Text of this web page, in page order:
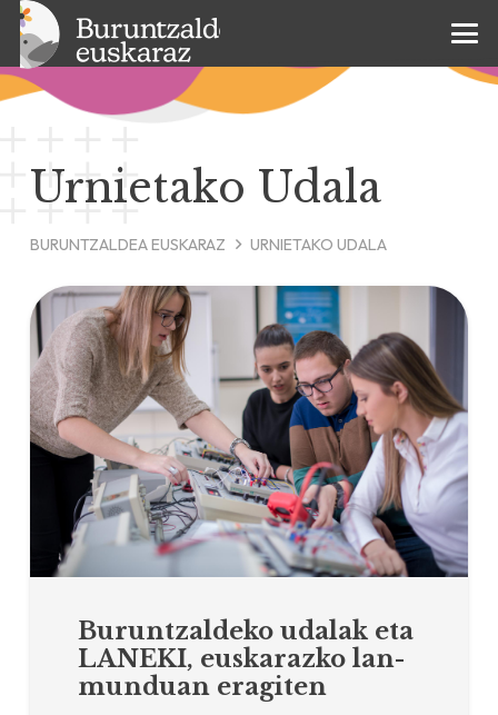
Urnietako Udala
BURUNTZALDEA EUSKARAZ URNIETAKO UDALA
Buruntzaldeko udalak eta
LANEKI, euskarazko lan-
munduan eragiten